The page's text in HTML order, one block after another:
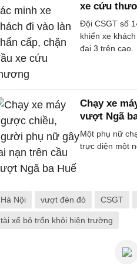
xe cứu
Đội CSGT số
khiển xe
đai 3 trên cao.
Chạy xe
vượt Ngã
Một phụ nữ
trực diện một
Hà Nội vượt đèn đỏ CSGT
tài xế bỏ trốn khỏi hiện trường